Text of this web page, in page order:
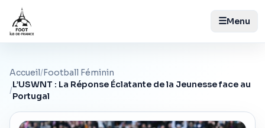
☰Menu
Accueil/Football Féminin
/
L’USWNT : La Réponse Éclatante de la Jeunesse face au
Portugal